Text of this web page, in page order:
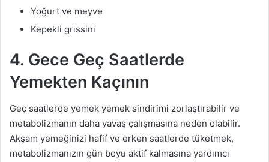
Yoğurt ve meyve
Kepekli grissini
4. Gece Geç Saatlerde
Yemekten Kaçının
Geç saatlerde yemek yemek sindirimi zorlaştırabilir ve
metabolizmanın daha yavaş çalışmasına neden olabilir.
Akşam yemeğinizi hafif ve erken saatlerde tüketmek,
metabolizmanızın gün boyu aktif kalmasına yardımcı